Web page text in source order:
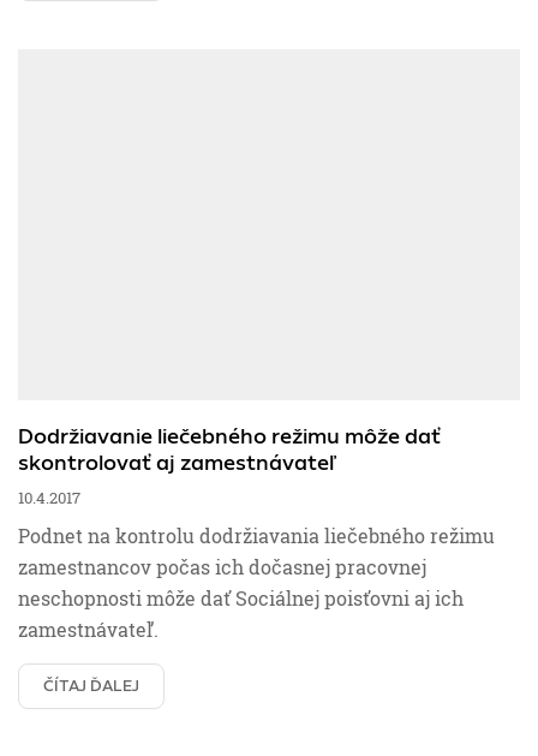
Dodržiavanie liečebného režimu môže dať
skontrolovať aj zamestnávateľ
10.4.2017
Podnet na kontrolu dodržiavania liečebného režimu
zamestnancov počas ich dočasnej pracovnej
neschopnosti môže dať Sociálnej poisťovni aj ich
zamestnávateľ.
ČÍTAJ ĎALEJ